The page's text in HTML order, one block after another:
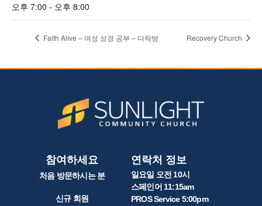
오후 7:00 - 오후 8:00
Faith Alive – 여성 성경 공부 – 다락방 Recovery Church
참여하세요
처음 방문하시는 분
신규 회원
연락처 정보
일요일 오전 10시
스페인어 11:15am
PROS Service 5:00pm